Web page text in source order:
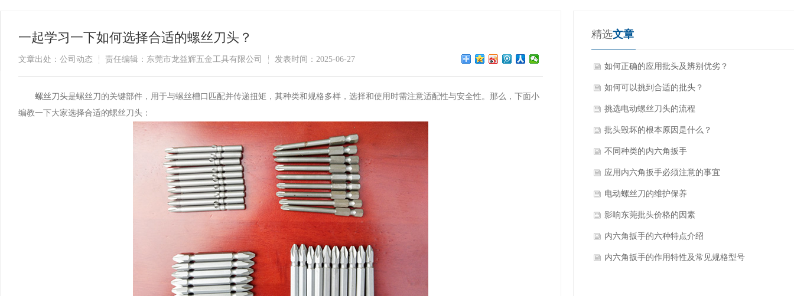
一起学习一下如何选择合适的螺丝刀头？
文章出处：公司动态 责任编辑：东莞市龙益辉五金工具有限公司 发表时间：2025-06-27
​螺丝刀头是螺丝刀的关键部件，用于与螺丝槽口匹配并传递扭矩，其种类和规格多样，选择和使用时需注意适配性与安全性。那么，下面小
编教一下大家选择合适的螺丝刀头：
精选文章
如何正确的应用批头及辨别优劣？
如何可以挑到合适的批头？
挑选电动螺丝刀头的流程
批头毁坏的根本原因是什么？
不同种类的内六角扳手
应用内六角扳手必须注意的事宜
电动螺丝刀的维护保养
影响东莞批头价格的因素
内六角扳手的六种特点介绍
内六角扳手的作用特性及常见规格型号